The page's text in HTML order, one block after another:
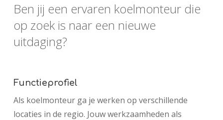
Ben jij een ervaren koelmonteur die
op zoek is naar een nieuwe
uitdaging?
Functieprofiel
Als koelmonteur ga je werken op verschillende
locaties in de regio. Jouw werkzaamheden als